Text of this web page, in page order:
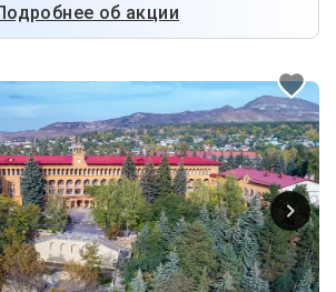
об акции